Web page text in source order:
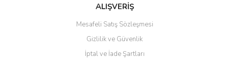
Ürün fiyatı diğer sitelerden daha pahalı.
ALIŞVERİŞ
Mesafeli Satış Sözleşmesi
Gizlilik ve Güvenlik
İptal ve İade Şartları